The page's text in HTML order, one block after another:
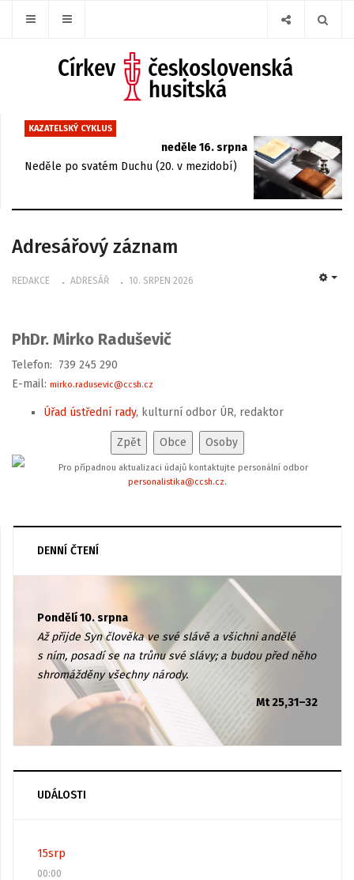
KAZATELSKÝ CYKLUS
neděle 16. srpna
Neděle po svatém Duchu (20. v mezidobí)
Adresářový záznam
REDAKCE ADRESÁŘ 10. SRPEN 2026
PhDr. Mirko Raduševič
Telefon: 739 245 290
E-mail: mirko.radusevic@ccsh.cz
Úřad ústřední rady, kulturní odbor ÚR, redaktor
Pro případnou aktualizaci údajů kontaktujte personální odbor
personalistika@ccsh.cz.
DENNÍ ČTENÍ
Pondělí 10. srpna
Až přijde Syn člověka ve své slávě a všichni andělé
s ním, posadí se na trůnu své slávy; a budou před něho
shromážděny všechny národy.
Mt 25,31–32
UDÁLOSTI
15srp
00:00